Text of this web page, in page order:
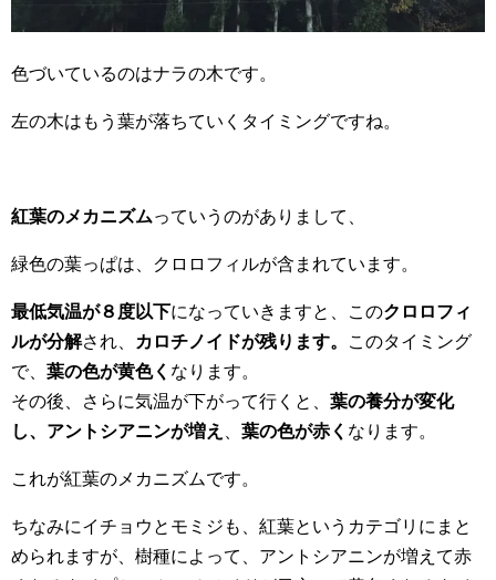
色づいているのはナラの木です。
左の木はもう葉が落ちていくタイミングですね。
紅葉のメカニズムっていうのがありまして、
緑色の葉っぱは、クロロフィルが含まれています。
最低気温が８度以下になっていきますと、このクロロフィ
ルが分解され、 カロチノイドが残ります。
このタイミング
で、 葉の色が黄色く なります。
その後、さらに気温が下がって行くと、 葉の養分が変化
し、アントシアニンが増え
葉の色が赤く なります。
これが紅葉のメカニズムです。
ちなみにイチョウとモミジも、紅葉というカテゴリにまと
められますが、樹種によって、アントシアニンが増えて赤